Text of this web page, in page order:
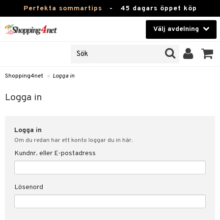
Perfekta sommartips - 45 dagars öppet köp
Välj avdelning
Kontaktlinser
Hälsokost
Fitness
Hem & Inredning
Leksaker, Barn & Baby
Varumärken
Shopping4net » Logga in
Logga in
Logga in
Om du redan har ett konto loggar du in här.
Kundnr. eller E-postadress
Lösenord
svar